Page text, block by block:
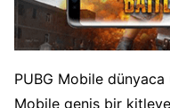
PUBG Mobile
Mobile geniş bir